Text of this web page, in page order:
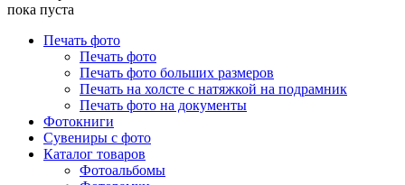
пока пуста
Печать фото
Печать фото
Печать фото больших размеров
Печать на холсте с натяжкой на подрамник
Печать фото на документы
Фотокниги
Сувениры с фото
Каталог товаров
Фотоальбомы